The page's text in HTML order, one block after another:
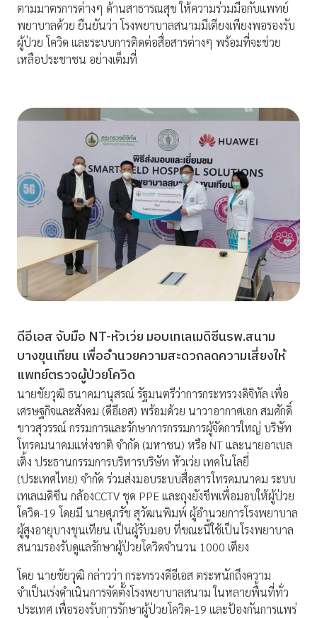
ตามมาตรการต่างๆ ด้านสาธารณสุข ให้ความร่วมมือกับแพทย์
พยาบาลด้วย ยืนยันว่า โรงพยาบาลสนามมีเตียงเพียงพอรองรับ
ผู้ป่วย โควิด และระบบการติดต่อสื่อสารต่างๆ พร้อมที่จะช่วย
เหลือประชาชน อย่างเต็มที่
ดีอีเอส จับมือ NT-หัวเว่ย มอบเทเลเมดิซีนรพ.สนาม
บางขุนเทียน เพื่ออำนวยความสะดวกลดความเสี่ยงให้
แพทย์ตรวจผู้ป่วยโควิด
นายชัยวุฒิ ธนาคมานุสรณ์ รัฐมนตรีว่าการกระทรวงดิจิทัล เพื่อ
เศรษฐกิจและสังคม (ดีอีเอส) พร้อมด้วย นาวาอากาศเอก สมศักดิ์
ขาวสุวรรณ์ กรรมการและรักษาการกรรมการผู้จัดการใหญ่ บริษัท
โทรคมนาคมแห่งชาติ จำกัด (มหาชน) หรือ NT และนายอาเบล
เติ้ง ประธานกรรมการบริหารบริษัท หัวเว่ย เทคโนโลยี่
(ประเทศไทย) จำกัด ร่วมส่งมอบระบบสื่อสารโทรคมนาคม ระบบ
เทเลเมดิซีน กล้องCCTV ชุด PPE และถุงยังชีพเพื่อมอบให้ผู้ป่วย
โควิด-19 โดยมี นายศุภรัช สุวัฒนพิมพ์ ผู้อำนวยการโรงพยาบาล
ผู้สูงอายุบางขุนเทียน เป็นผู้รับมอบ ที่ขณะนี้ใช้เป็นโรงพยาบาล
สนามรองรับดูแลรักษาผู้ป่วยโควิดจำนวน 1000 เตียง
โดย นายชัยวุฒิ กล่าวว่า กระทรวงดีอีเอส ตระหนักถึงความ
จำเป็นเร่งดำเนินการจัดตั้งโรงพยาบาลสนาม ในหลายพื้นที่ทั่ว
ประเทศ เพื่อรองรับการรักษาผู้ป่วยโควิด-19 และป้องกันการแพร่